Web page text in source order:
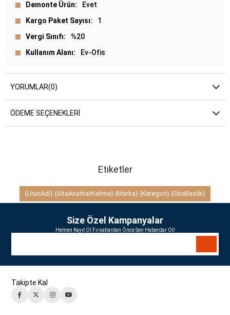
Demonte Ürün
Evet
Kargo Paket Sayısı
1
Vergi Sınıfı
%20
Kullanım Alanı
Ev-Ofis
YORUMLAR(0)
ÖDEME SEÇENEKLERI
Etiketler
{UrunAdi} {SiteAnahtarKelime} {Marka} {Kategori} {SiteBaslik}
Size Özel Kampanyalar
Hemen Kayıt Ol Fırsatlardan Önce Sen Haberdar Ol!
Takipte Kal